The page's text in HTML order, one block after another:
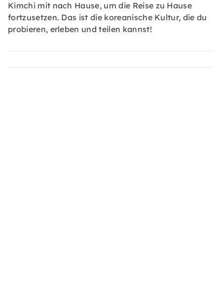
Kimchi mit nach Hause, um die Reise zu Hause
fortzusetzen. Das ist die koreanische Kultur, die du
probieren, erleben und teilen kannst!